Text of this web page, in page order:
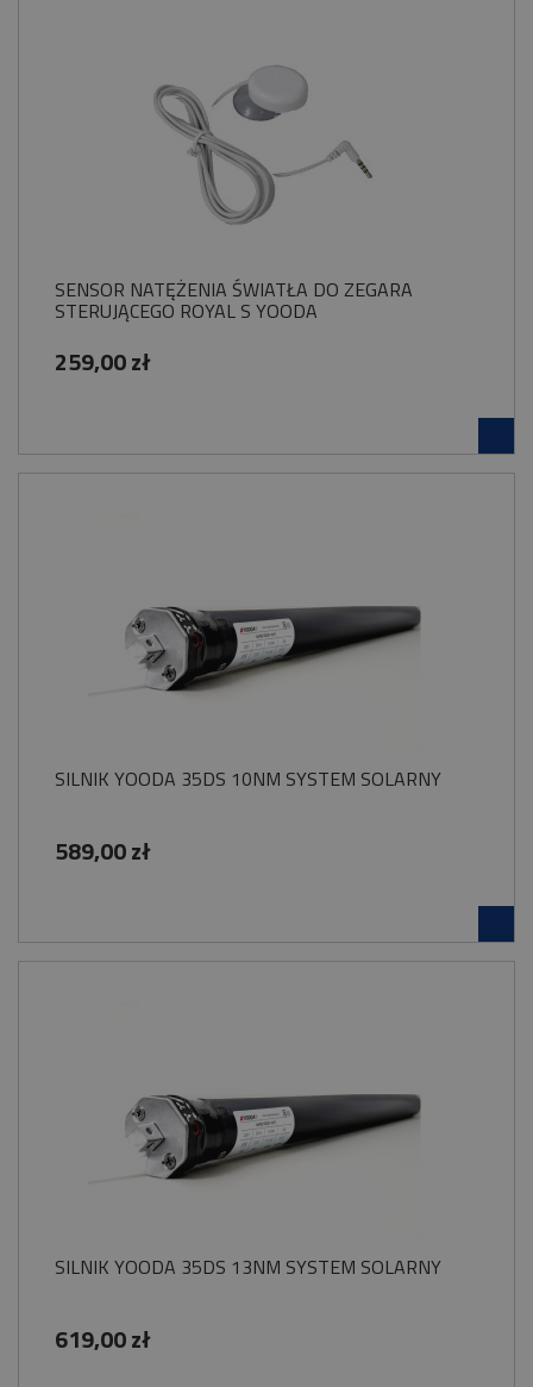
SENSOR NATĘŻENIA ŚWIATŁA DO ZEGARA
STERUJĄCEGO ROYAL S YOODA
259,00 zł
SILNIK YOODA 35DS 10NM SYSTEM SOLARNY
589,00 zł
SILNIK YOODA 35DS 13NM SYSTEM SOLARNY
619,00 zł